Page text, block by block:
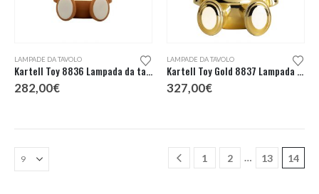
LAMPADE DA TAVOLO
Kartell Toy 8836 Lampada da tavolo
282,00€
LAMPADE DA TAVOLO
Kartell Toy Gold 8837 Lampada da tavolo
327,00€
1 2 … 13 14